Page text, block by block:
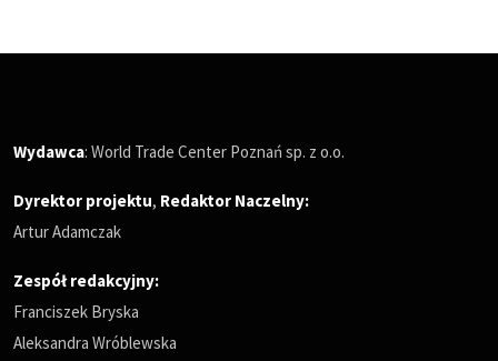
Wydawca: World Trade Center Poznań sp. z o.o.
Dyrektor projektu, Redaktor Naczelny:
Artur Adamczak
Zespół redakcyjny:
Franciszek Bryska
Aleksandra Wróblewska